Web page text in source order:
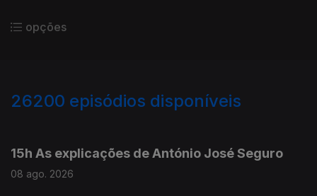
opções
26200 episódios disponíveis
15h As explicações de António José Seguro
08 ago. 2026